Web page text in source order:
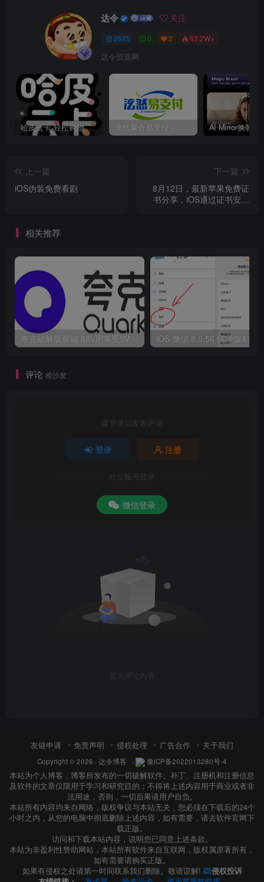
达令 关注
2625 0 2 63.2W+
达令资源网
哈皮云卡-轻松购物 即买即发 泫然聚合易支付 – 行业领先的免签约支付平台
上一篇
iOS伪装免费看剧
下一篇
8月12日，最新苹果免费证
书分享，iOS通过证书安装
相关推荐
夸克破解版双端 88VIP享受SVIP权限
评论 抢沙发
请登录后发表评论
登录 注册
社交账号登录
微信登录
暂无评论内容
友链申请 免责声明 侵权处理 广告合作 关于我们
Copyright © 2026 · 达令博客 · 豫ICP备2022013280号-4
本站为个人博客，博客所发布的一切破解软件、补丁、注册机和注册信息
及软件的文章仅限用于学习和研究目的；不得将上述内容用于商业或者非
法用途，否则，一切后果请用户自负。
本站所有内容均来自网络，版权争议与本站无关，您必须在下载后的24个
小时之内，从您的电脑中彻底删除上述内容，如有需要，请去软件官网下
载正版。
访问和下载本站内容，说明您已同意上述条款。
本站为非盈利性赞助网站，本站所有软件来自互联网，版权属原著所有，
如有需要请购买正版。
如果有侵权之处请第一时间联系我们删除。敬请谅解!
侵权投诉